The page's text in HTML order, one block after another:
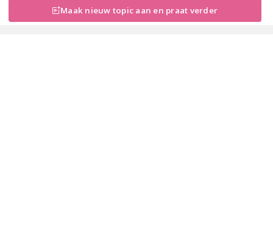
Maak nieuw topic aan en praat verder